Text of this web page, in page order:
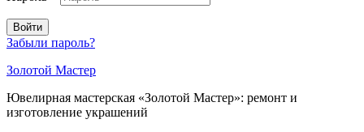
Войти
Забыли пароль?
Золотой Мастер
Ювелирная мастерская «Золотой Мастер»: ремонт и
изготовление украшений